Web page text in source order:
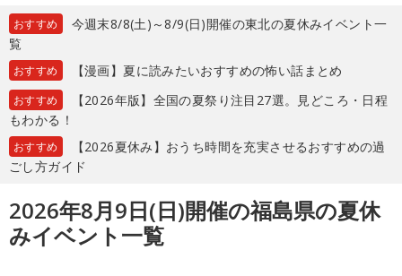
おすすめ
今週末8/8(土)～8/9(日)開催の東北の夏休みイベント一
覧
おすすめ 【漫画】夏に読みたいおすすめの怖い話まとめ
おすすめ
【2026年版】全国の夏祭り注目27選。見どころ・日程
もわかる！
おすすめ
【2026夏休み】おうち時間を充実させるおすすめの過
ごし方ガイド
2026年8月9日(日)開催の福島県の夏休
みイベント一覧